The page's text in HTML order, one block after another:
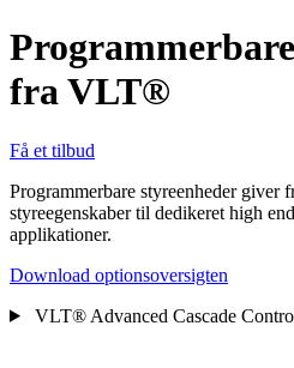
fra VLT®
Få et tilbud
Programmerbare styreenheder giver
styreegenskaber til dedikeret high
applikationer.
Download optionsoversigten
VLT® Advanced Cascade